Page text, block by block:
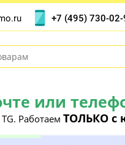
или
Работаем ТОЛЬКО с
+7 (495) 730-02-